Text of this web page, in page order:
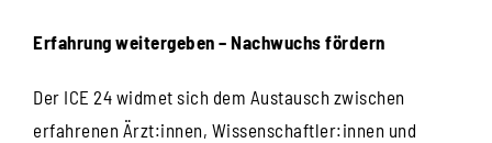
Erfahrung weitergeben – Nachwuchs fördern
Der ICE 24 widmet sich dem Austausch zwischen
erfahrenen Ärzt:innen, Wissenschaftler:innen und